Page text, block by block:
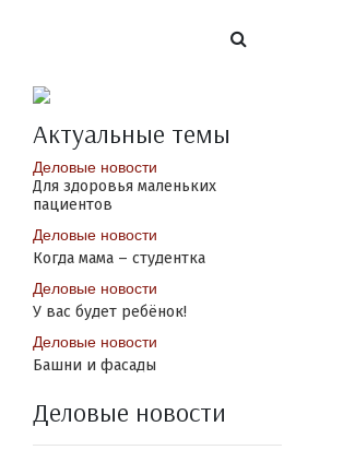
Актуальные темы
Деловые новости
Для здоровья маленьких
пациентов
Деловые новости
Когда мама – студентка
Деловые новости
У вас будет ребёнок!
Деловые новости
Башни и фасады
Деловые новости